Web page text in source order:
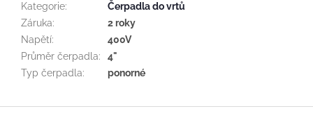
Kategorie:
Čerpadla do vrtů
Záruka:
2 roky
Napětí:
400V
Průměr čerpadla:
4"
Typ čerpadla: ponorné